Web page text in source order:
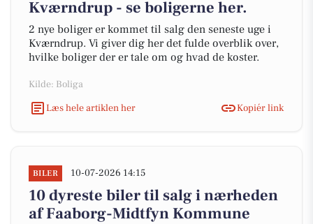
Kværndrup - se boligerne her.
2 nye boliger er kommet til salg den seneste uge i
Kværndrup. Vi giver dig her det fulde overblik over,
hvilke boliger der er tale om og hvad de koster.
Kilde: Boliga
Læs hele artiklen her
Kopiér link
BILER 10-07-2026 14:15
10 dyreste biler til salg i nærheden
af Faaborg-Midtfyn Kommune